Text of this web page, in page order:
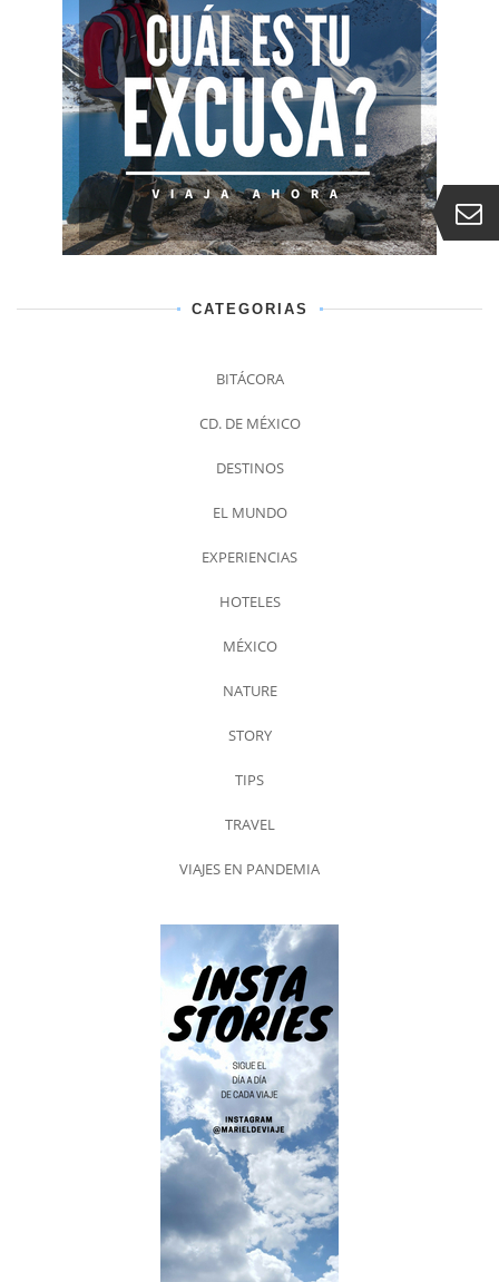
CATEGORIAS
BITÁCORA
CD. DE MÉXICO
DESTINOS
EL MUNDO
EXPERIENCIAS
HOTELES
MÉXICO
NATURE
STORY
TIPS
TRAVEL
VIAJES EN PANDEMIA